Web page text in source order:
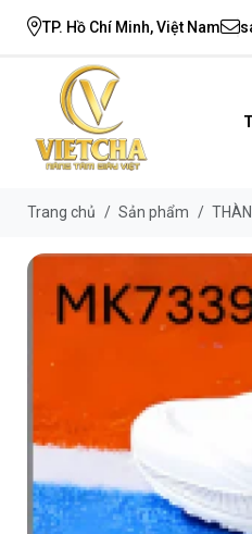
TP. Hồ Chí Minh, Việt Nam
Trang chủ / Sản phẩm /